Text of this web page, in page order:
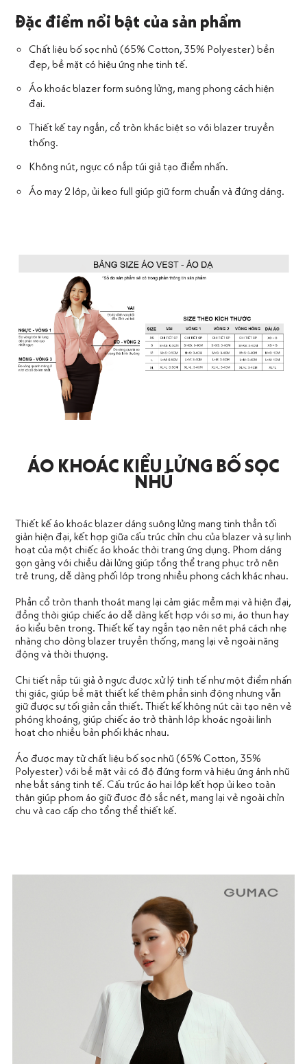
Đặc điểm nổi bật của sản phẩm
Chất liệu bố sọc nhủ (65% Cotton, 35% Polyester) bền
đẹp, bề mặt có hiệu ứng nhẹ tinh tế.
Áo khoác blazer form suông lửng, mang phong cách hiện
đại.
Thiết kế tay ngắn, cổ tròn khác biệt so với blazer truyền
thống.
Không nút, ngực có nắp túi giả tạo điểm nhấn.
Áo may 2 lớp, ủi keo full giúp giữ form chuẩn và đứng dáng.
ÁO KHOÁC KIỂU LỬNG BỐ SỌC
NHŨ
Thiết kế áo khoác blazer dáng suông lửng mang tinh thần tối
giản hiện đại, kết hợp giữa cấu trúc chỉn chu của blazer và sự linh
hoạt của một chiếc áo khoác thời trang ứng dụng. Phom dáng
gọn gàng với chiều dài lửng giúp tổng thể trang phục trở nên
trẻ trung, dễ dàng phối lớp trong nhiều phong cách khác nhau.
Phần cổ tròn thanh thoát mang lại cảm giác mềm mại và hiện đại,
đồng thời giúp chiếc áo dễ dàng kết hợp với sơ mi, áo thun hay
áo kiểu bên trong. Thiết kế tay ngắn tạo nên nét phá cách nhẹ
nhàng cho dòng blazer truyền thống, mang lại vẻ ngoài năng
động và thời thượng.
Chi tiết nắp túi giả ở ngực được xử lý tinh tế như một điểm nhấn
thị giác, giúp bề mặt thiết kế thêm phần sinh động nhưng vẫn
giữ được sự tối giản cần thiết. Thiết kế không nút cài tạo nên vẻ
phóng khoáng, giúp chiếc áo trở thành lớp khoác ngoài linh
hoạt cho nhiều bản phối khác nhau.
Áo được may từ chất liệu bố sọc nhũ (65% Cotton, 35%
Polyester) với bề mặt vải có độ đứng form và hiệu ứng ánh nhũ
nhẹ bắt sáng tinh tế. Cấu trúc áo hai lớp kết hợp ủi keo toàn
thân giúp phom áo giữ được độ sắc nét, mang lại vẻ ngoài chỉn
chu và cao cấp cho tổng thể thiết kế.